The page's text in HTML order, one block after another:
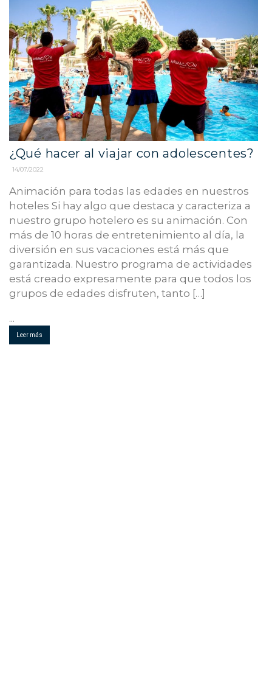
¿Qué hacer al viajar con adolescentes?
14/07/2022
Animación para todas las edades en nuestros
hoteles Si hay algo que destaca y caracteriza a
nuestro grupo hotelero es su animación. Con
más de 10 horas de entretenimiento al día, la
diversión en sus vacaciones está más que
garantizada. Nuestro programa de actividades
está creado expresamente para que todos los
grupos de edades disfruten, tanto […]
...
Leer más